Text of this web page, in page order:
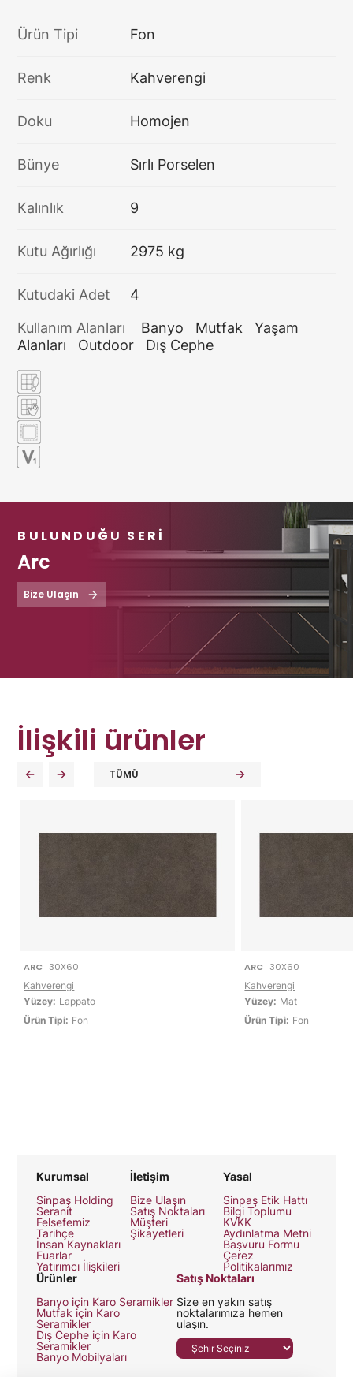
Ürün Tipi Fon
Renk Kahverengi
Doku Homojen
Bünye Sırlı Porselen
Kalınlık 9
Kutu Ağırlığı 2975 kg
Kutudaki Adet
4
Kullanım Alanları
Banyo Mutfak
Yaşam
Alanları
Outdoor Dış Cephe
BULUNDUĞU SERI
Arc
Bize Ulaşın
İlişkili ürünler
TÜMÜ
ARC 30X60
Kahverengi
Yüzey: Lappato
Ürün Tipi: Fon
ARC 30X60
Kahverengi
Yüzey: Mat
Ürün Tipi: Fon
Kurumsal
Sinpaş Holding
Seranit
Felsefemiz
Tarihçe
İnsan Kaynakları
Fuarlar
Yatırımcı İlişkileri
İletişim
Bize Ulaşın
Satış Noktaları
Müşteri
Şikayetleri
Yasal
Sinpaş Etik Hattı
Bilgi Toplumu
KVKK
Aydınlatma Metni
Başvuru Formu
Çerez
Politikalarımız
Ürünler
Banyo için Karo Seramikler
Mutfak için Karo
Seramikler
Dış Cephe için Karo
Seramikler
Banyo Mobilyaları
Satış Noktaları
Size en yakın satış
noktalarımıza hemen
ulaşın.